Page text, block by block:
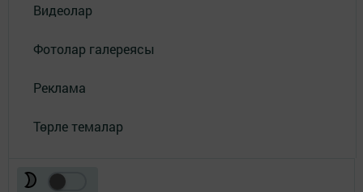
Видеолар
Фотолар галереясы
Реклама
Төрле темалар